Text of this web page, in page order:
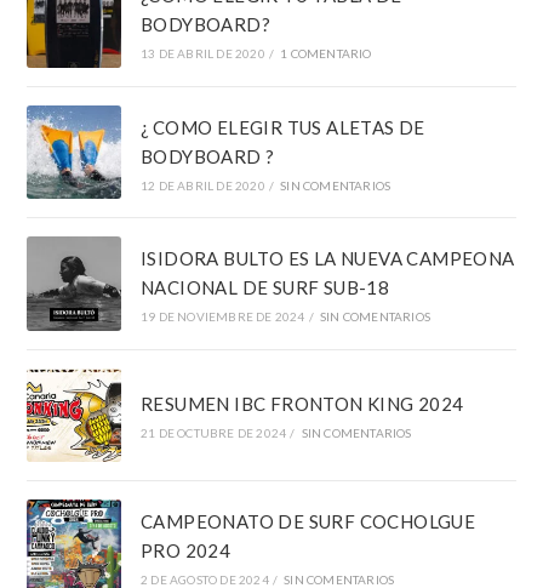
BODYBOARD?
13 DE ABRIL DE 2020 / 1 COMENTARIO
¿ COMO ELEGIR TUS ALETAS DE
BODYBOARD ?
12 DE ABRIL DE 2020 / SIN COMENTARIOS
ISIDORA BULTO ES LA NUEVA CAMPEONA
NACIONAL DE SURF SUB-18
19 DE NOVIEMBRE DE 2024 / SIN COMENTARIOS
RESUMEN IBC FRONTON KING 2024
21 DE OCTUBRE DE 2024 / SIN COMENTARIOS
CAMPEONATO DE SURF COCHOLGUE
PRO 2024
2 DE AGOSTO DE 2024 / SIN COMENTARIOS